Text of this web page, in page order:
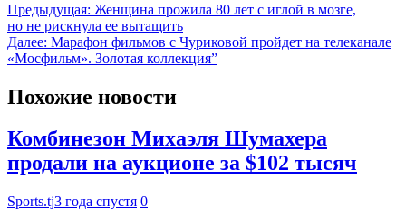
Предыдущая: Женщина прожила 80 лет с иглой в мозге,
но не рискнула ее вытащить
Далее: Марафон фильмов с Чуриковой пройдет на телеканале
«Мосфильм». Золотая коллекция”
Похожие новости
Комбинезон Михаэля Шумахера
продали на аукционе за $102 тысяч
Sports.tj3 года спустя 0